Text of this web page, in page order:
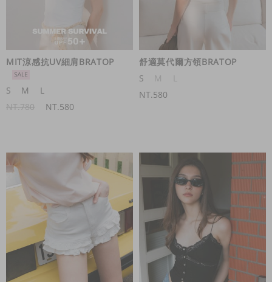
MIT涼感抗UV細肩BRATOP
S M
L
NT.780
NT.580
舒適莫代爾方領BRATOP
S
M
L
NT.580